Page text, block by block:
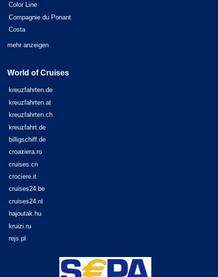
Color Line
Compagnie du Ponant
Costa
mehr anzeigen
World of Cruises
kreuzfahrten.de
kreuzfahrten.at
kreuzfahrten.ch
kreuzfahrt.de
billigschiff.de
croaziera.ro
cruises.cn
crociere.it
cruises24.be
cruises24.nl
hajoutak.hu
kruizi.ru
rejs.pl